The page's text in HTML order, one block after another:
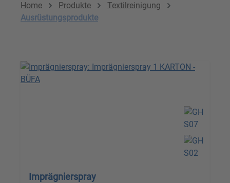
Home Produkte
Textilreinigung
Ausrüstungsprodukte
Imprägnierspray